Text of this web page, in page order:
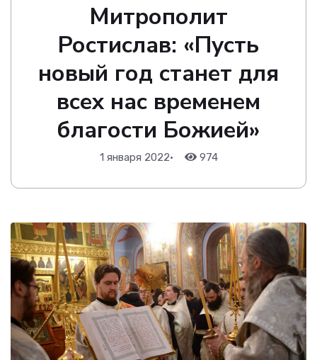
Митрополит
Ростислав: «Пусть
новый год станет для
всех нас временем
благости Божией»
1 января 2022• 974